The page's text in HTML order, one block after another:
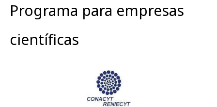
Programa para empresas
científicas